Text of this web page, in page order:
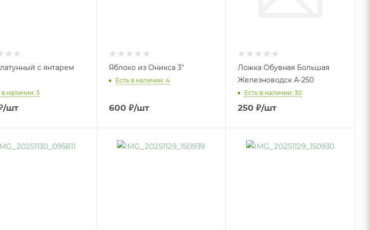
с янтарем
в наличии: 5
/шт
Яблоко из Оникса 3"
Есть в наличии: 4
600 ₽/шт
Ложка Обувная Большая
Железноводск А-250
Есть в наличии: 30
250 ₽/шт